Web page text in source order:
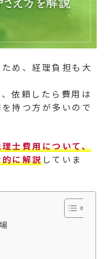
め、経理負担も大
依頼したら費用は
持つ方が多いので
士費用について、
に解説していま